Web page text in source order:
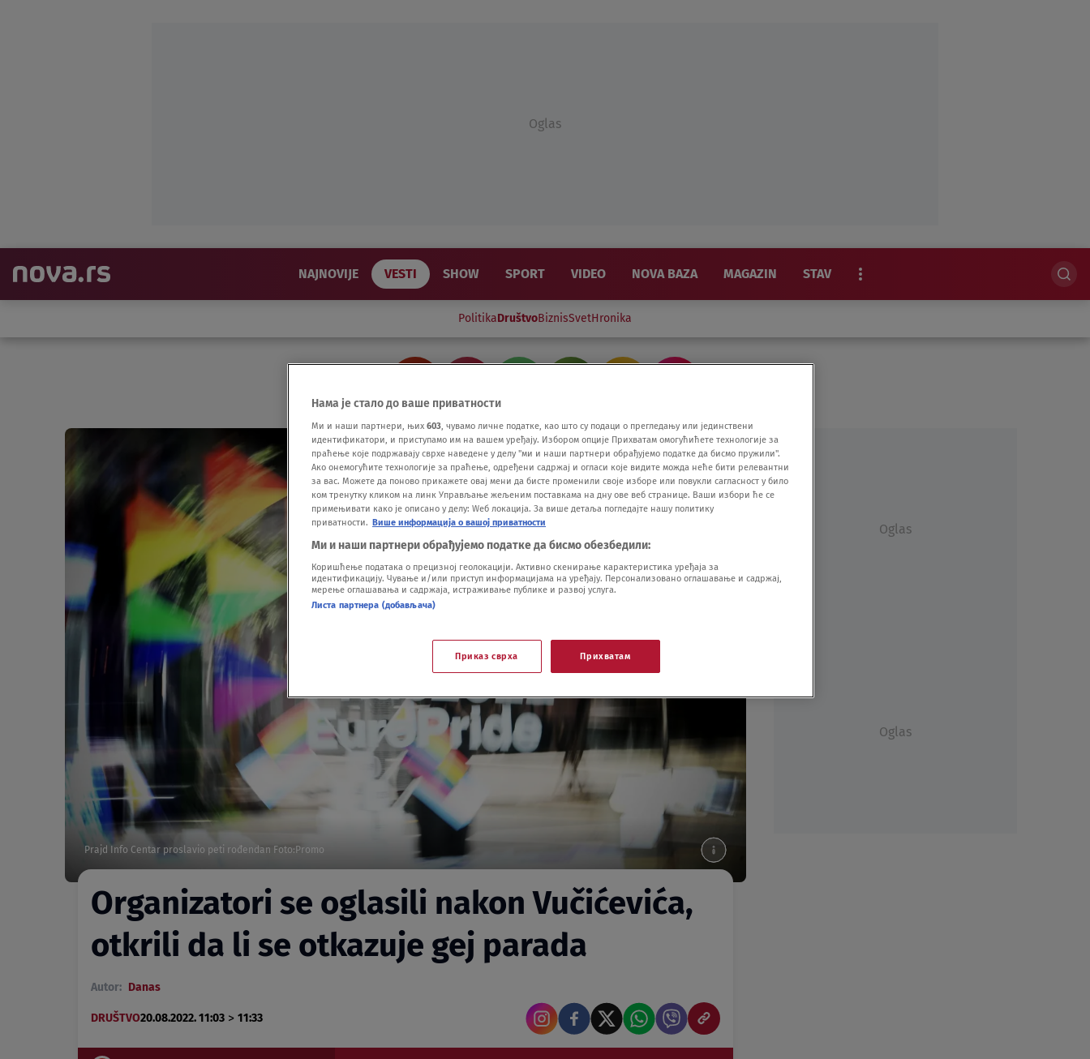
Oglas
NAJNOVIJE VESTI SHOW SPORT VIDEO NOVA BAZA MAGAZIN STAV
PolitikaDruštvoBiznisSvetHronika
Prajd Info Centar proslavio peti rođendan Foto:Promo
Organizatori se oglasili nakon Vučićevića,
otkrili da li se otkazuje gej parada
Autor: Danas
DRUŠTVO20.08.2022. 11:03 > 11:33
Oglas
Oglas
Нама је стало до ваше приватности
Ми и наши партнери, њих 603, чувамо личне податке, као што су подаци о прегледању или јединствени
идентификатори, и приступамо им на вашем уређају. Избором опције Прихватам омогућићете технологије за
праћење које подржавају сврхе наведене у делу "ми и наши партнери обрађујемо податке да бисмо пружили".
Ако онемогућите технологије за праћење, одређени садржај и огласи које видите можда неће бити релевантни
за вас. Можете да поново прикажете овај мени да бисте променили своје изборе или повукли сагласност у било
ком тренутку кликом на линк Управљање жељеним поставкама на дну ове веб странице. Ваши избори ће се
примењивати како је описано у делу: Wеб локација. За више детаља погледајте нашу политику
приватности. Више информација о вашој приватности
Ми и наши партнери обрађујемо податке да бисмо обезбедили:
Коришћење података о прецизној геолокацији. Активно скенирање карактеристика уређаја за
идентификацију. Чување и/или приступ информацијама на уређају. Персонализовано оглашавање и садржај,
мерење оглашавања и садржаја, истраживање публике и развој услуга.
Листа партнера (добављача)
Приказ сврха Прихватам